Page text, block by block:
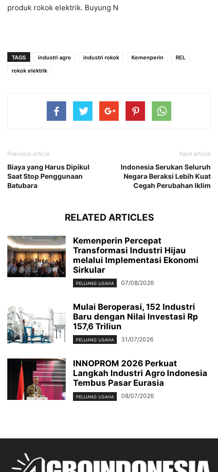
produk rokok elektrik. Buyung N
TAGS industri agro industri rokok Kemenperin
REL
rokok elektrik
Previous article
Biaya yang Harus Dipikul
Saat Stop Penggunaan
Batubara
Next article
Indonesia Serukan Seluruh
Negara Beraksi Lebih Kuat
Cegah Perubahan Iklim
RELATED ARTICLES
Kemenperin Percepat
Transformasi Industri Hijau
melalui Implementasi Ekonomi
Sirkular
PELUANG USAHA 07/08/2026
Mulai Beroperasi, 152 Industri
Baru dengan Nilai Investasi Rp
157,6 Triliun
PELUANG USAHA 31/07/2026
INNOPROM 2026 Perkuat
Langkah Industri Agro Indonesia
Tembus Pasar Eurasia
PELUANG USAHA 08/07/2026